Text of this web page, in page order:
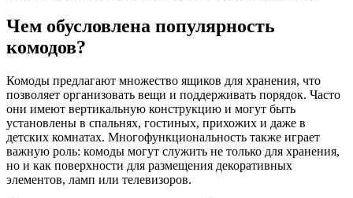
Чем обусловлена популярность
комодов?
Комоды предлагают множество ящиков для хранения, что
позволяет организовать вещи и поддерживать порядок. Часто
они имеют вертикальную конструкцию и могут быть
установлены в спальнях, гостиных, прихожих и даже в
детских комнатах. Многофункциональность также играет
важную роль: комоды могут служить не только для хранения,
но и как поверхности для размещения декоративных
элементов, ламп или телевизоров.